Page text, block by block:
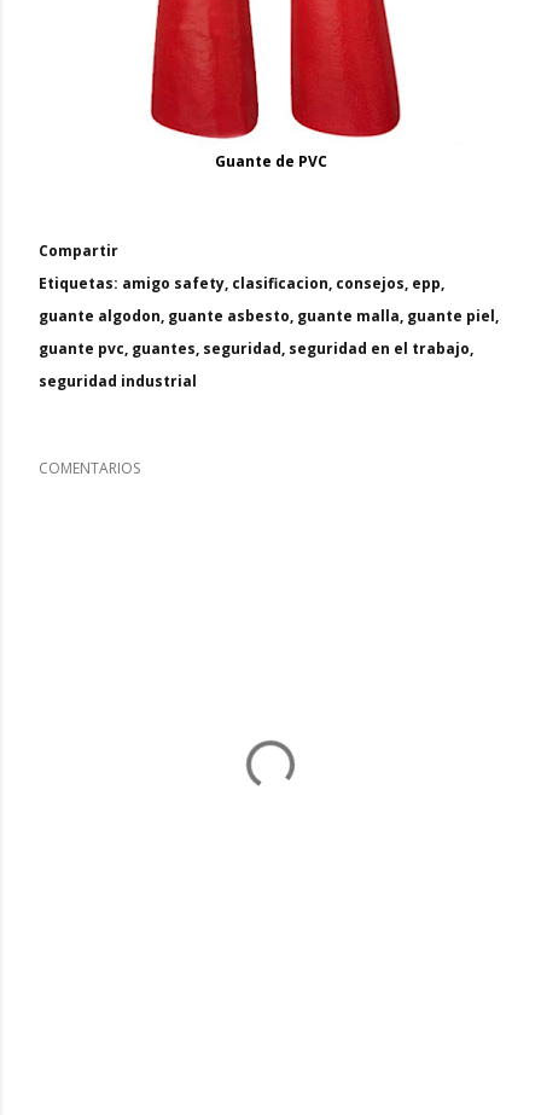
Guante de PVC
Compartir
Etiquetas: amigo safety clasificacion consejos epp
guante algodon guante asbesto guante malla guante piel
guante pvc guantes seguridad seguridad en el trabajo
seguridad industrial
COMENTARIOS